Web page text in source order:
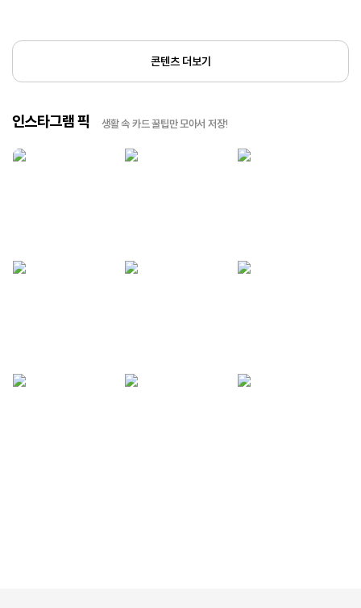
콘텐츠 더보기
인스타그램 픽 생활 속 카드 꿀팁만 모아서 저장!